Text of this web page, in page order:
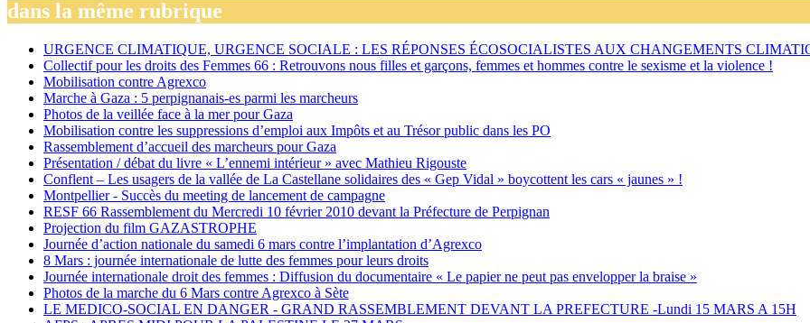
dans la même rubrique
URGENCE CLIMATIQUE, URGENCE SOCIALE : LES RÉPONSES ÉCOSOCIALISTES AUX CHANGEMENTS
Collectif pour les droits des Femmes 66 : Retrouvons nous filles et garçons, femmes et hommes contre le sexisme et la violence !
Mobilisation contre Agrexco
Marche à Gaza : 5 perpignanais-es parmi les marcheurs
Photos de la veillée face à la mer pour Gaza
Mobilisation contre les suppressions d’emploi aux Impôts et au Trésor public dans les PO
Rassemblement d’accueil des marcheurs pour Gaza
Présentation / débat du livre « L’ennemi intérieur » avec Mathieu Rigouste
Conflent – Les usagers de la vallée de La Castellane solidaires des « Gep Vidal » boycottent les cars « jaunes » !
Montpellier - Succès du meeting de lancement de campagne
RESF 66 Rassemblement du Mercredi 10 février 2010 devant la Préfecture de Perpignan
Projection du film GAZASTROPHE
Journée d’action nationale du samedi 6 mars contre l’implantation d’Agrexco
8 Mars : journée internationale de lutte des femmes pour leurs droits
Journée internationale droit des femmes : Diffusion du documentaire « Le papier ne peut pas envelopper la braise »
Photos de la marche du 6 Mars contre Agrexco à Sète
LE MEDICO-SOCIAL EN DANGER - GRAND RASSEMBLEMENT DEVANT LA PREFECTURE -Lundi 15 MARS A 15H